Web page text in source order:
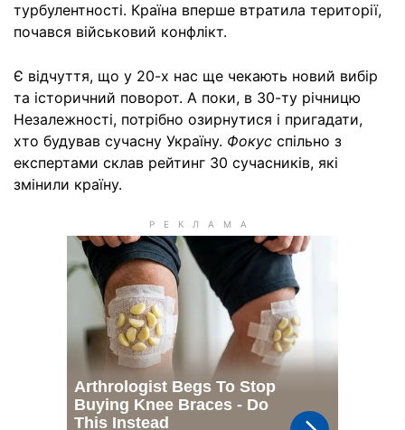
турбулентності. Країна вперше втратила території,
почався військовий конфлікт.
Є відчуття, що у 20-х нас ще чекають новий вибір
та історичний поворот. А поки, в 30-ту річницю
Незалежності, потрібно озирнутися і пригадати,
хто будував сучасну Україну. Фокус спільно з
експертами склав рейтинг 30 сучасників, які
змінили країну.